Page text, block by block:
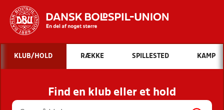
Hvad vil du søge efter?
INDHOLD OG NYHEDER
STILLINGER, RESULTATER, KLUBBER OG
HOLD
KLUB/HOLD RÆKKE SPILLESTED KAMP
Find en klub eller et hold